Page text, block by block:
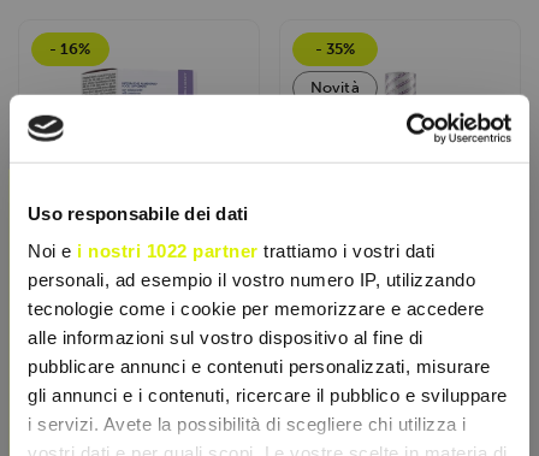
×
Uso responsabile dei dati
Noi e i nostri 1022 partner trattiamo i vostri dati
personali, ad esempio il vostro numero IP, utilizzando
tecnologie come i cookie per memorizzare e accedere
alle informazioni sul vostro dispositivo al fine di
pubblicare annunci e contenuti personalizzati, misurare
gli annunci e i contenuti, ricercare il pubblico e sviluppare
i servizi. Avete la possibilità di scegliere chi utilizza i
- 16%
YAMAMOTO NUTRITION
Diuricell Stick-20 Stick
da 3,8gr
- 35%
Novità
NUTRIFARMA
Diurifit 500ml
Integratore alimentare
liquido a base di fitoestratti